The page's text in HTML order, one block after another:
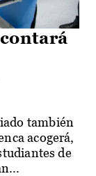
también
acogerá,
de